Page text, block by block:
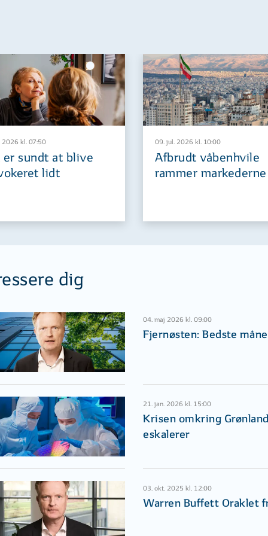
2026 kl. 07:50
er sundt at blive
lidt
09. jul. 2026 kl. 10:00
Afbrudt våbenhvile
rammer markederne
dig
04. maj 2026 kl. 09:00
Fjernøsten: Bedste
21. jan. 2026 kl. 15:00
Krisen omkring
eskalerer
03. okt. 2025 kl. 12:00
Warren Buffett Oraklet